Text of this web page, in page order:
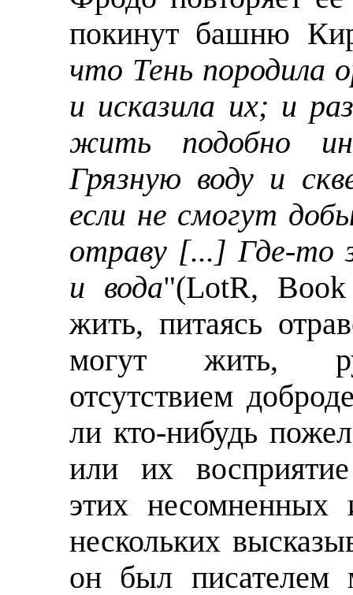
покинут башню
что Тень породила
и исказила их; и
жить подобно
Грязную воду и
если не смогут
отраву [...] Где-то
и вода"(LotR,
жить, питаясь
могут жить,
отсутствием
ли кто-нибудь
или их
этих несомненных
нескольких
он был писателем